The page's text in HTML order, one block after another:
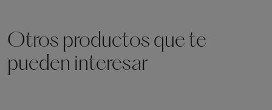
Otros productos que te
pueden interesar